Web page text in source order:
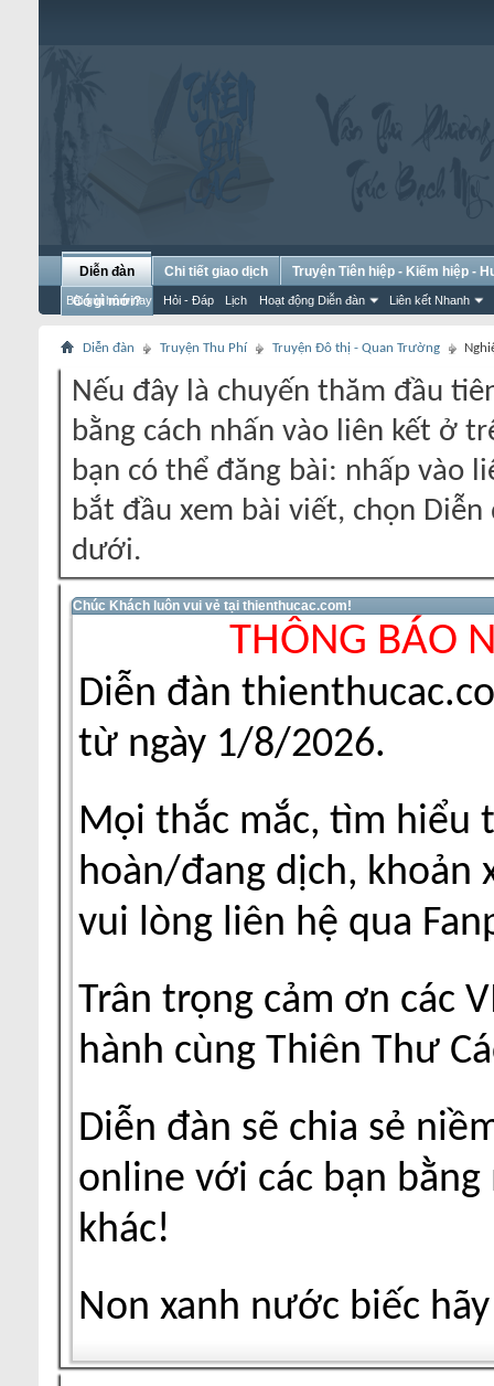
Diễn đàn
Bài gửi hôm nay Hỏi - Đáp Lịch Hoạt động Diễn đàn Liên kết Nhanh
Chi tiết giao dịch
Truyện Tiên hiệp - Kiếm hiệp -
Có gì mới?
Diễn đàn Truyện Thu Phí Truyện Đô thị - Quan Trường
Nếu đây là chuyến thăm đầu
bằng cách nhấn vào liên kết ở
bạn có thể đăng bài: nhấp vào
bắt đầu xem bài viết, chọn
dưới.
Chúc Khách luôn vui vẻ tại thienthucac.com!
THÔNG BÁO
Diễn đàn
từ ngày 1/8/2026.
Mọi thắc mắc, tìm hiểu
hoàn/đang dịch, khoản
vui lòng liên hệ qua
Trân trọng cảm ơn các
hành cùng Thiên Thư
Diễn đàn sẽ chia sẻ
online với các bạn
khác!
Non xanh nước biếc